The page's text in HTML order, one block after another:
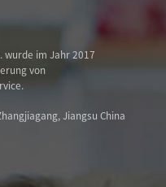
wurde im Jahr 2017
von
Jiangsu China